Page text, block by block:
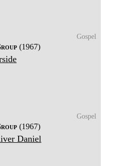
Gospel
(1967)
Gospel
(1967)
Daniel